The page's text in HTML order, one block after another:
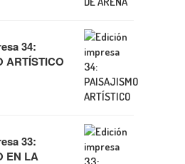
34:
ARTÍSTICO
33:
EN LA